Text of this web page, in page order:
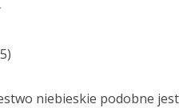
niebieskie podobne jest